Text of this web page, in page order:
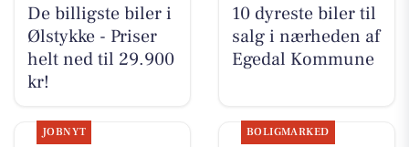
De billigste biler i
Ølstykke - Priser
helt ned til 29.900
kr!
10 dyreste biler til
salg i nærheden af
Egedal Kommune
JOBNYT BOLIGMARKED